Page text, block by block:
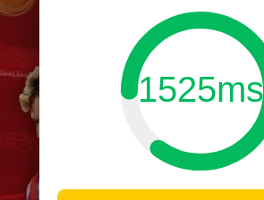
1525ms